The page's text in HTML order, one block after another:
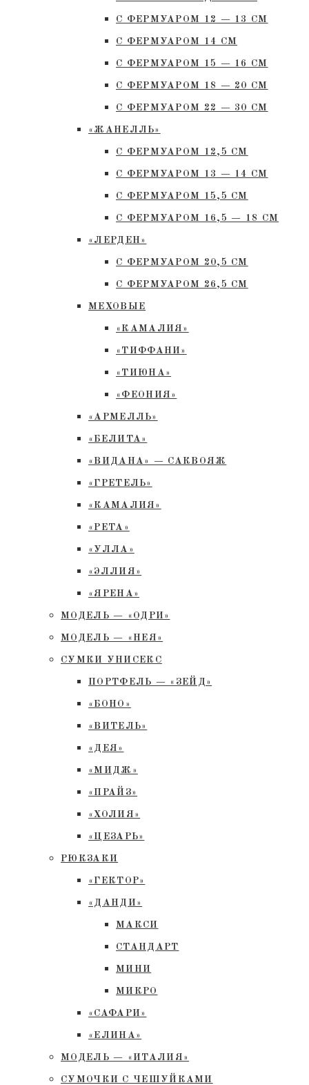
С ФЕРМУАРОМ 12 — 13 СМ
С ФЕРМУАРОМ 14 СМ
С ФЕРМУАРОМ 15 — 16 СМ
C ФЕРМУАРОМ 18 — 20 СМ
С ФЕРМУАРОМ 22 — 30 СМ
«ЖАНЕЛЛЬ»
С ФЕРМУАРОМ 12,5 СМ
С ФЕРМУАРОМ 13 — 14 СМ
С ФЕРМУАРОМ 15,5 СМ
С ФЕРМУАРОМ 16,5 — 18 СМ
«ЛЕРДЕН»
С ФЕРМУАРОМ 20,5 СМ
С ФЕРМУАРОМ 26,5 СМ
МЕХОВЫЕ
«КАМАЛИЯ»
«ТИФФАНИ»
«ТИЮНА»
«ФЕОНИЯ»
«АРМЕЛЛЬ»
«БЕЛИТА»
«ВИДАНА» — САКВОЯЖ
«ГРЕТЕЛЬ»
«КАМАЛИЯ»
«РЕТА»
«УЛЛА»
«ЭЛЛИЯ»
«ЯРЕНА»
МОДЕЛЬ — «ОДРИ»
МОДЕЛЬ — «НЕЯ»
СУМКИ УНИСЕКС
ПОРТФЕЛЬ — «ЗЕЙД»
«БОНО»
«ВИТЕЛЬ»
«ДЕЯ»
«МИДЖ»
«ПРАЙЗ»
«ХОЛИЯ»
«ЦЕЗАРЬ»
РЮКЗАКИ
«ГЕКТОР»
«ДАНДИ»
МАКСИ
СТАНДАРТ
МИНИ
МИКРО
«САФАРИ»
«ЕЛИНА»
МОДЕЛЬ — «ИТАЛИЯ»
СУМОЧКИ С ЧЕШУЙКАМИ